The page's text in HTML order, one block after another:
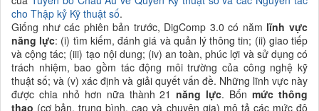
cho Thập kỷ Kỹ thuật số.
Giống như các phiên bản trước, DigComp 3.0 có năm lĩnh vực
năng lực: (i) tìm kiếm, đánh giá và quản lý thông tin; (ii) giao tiếp
và cộng tác; (iii) tạo nội dung; (iv) an toàn, phúc lợi và sử dụng có
trách nhiệm, bao gồm tác động môi trường của công nghệ kỹ
thuật số; và (v) xác định và giải quyết vấn đề. Những lĩnh vực này
được chia nhỏ hơn nữa thành 21năng lực. Bốnmức thông
thạo (cơ bản, trung bình, cao và chuyên gia) mô tả các mức độ